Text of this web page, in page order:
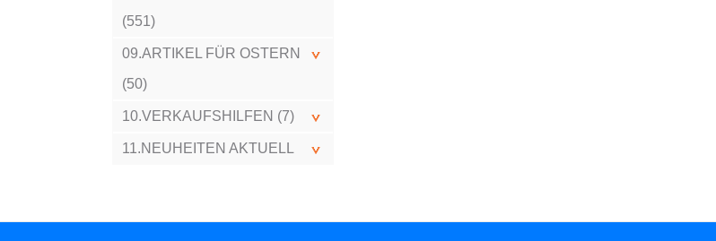
(551)
09.ARTIKEL FÜR OSTERN
(50)
10.VERKAUFSHILFEN (7)
11.NEUHEITEN AKTUELL